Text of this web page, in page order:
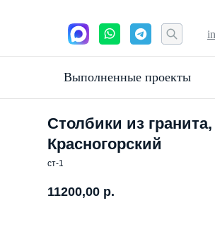
Выполненные проекты
Столбики из
Красногорский
ст-1
11200,00 р.